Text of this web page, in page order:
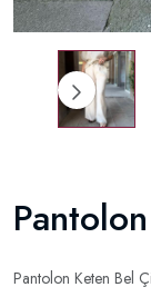
Pantolon Keten Bel